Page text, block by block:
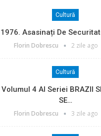
Cultură
Asasinați De
Florin Dobrescu 2 zile ago
Cultură
4 Al Seriei BRAZII
SE…
Florin Dobrescu 3 zile ago